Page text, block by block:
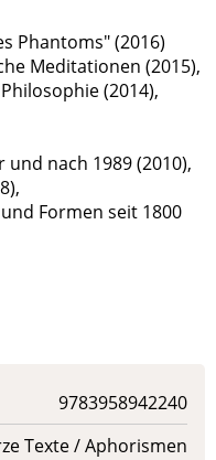
Phantoms" (2016)
Meditationen (2015),
(2014),
nach 1989 (2010),
Formen seit 1800
9783958942240
Texte / Aphorismen